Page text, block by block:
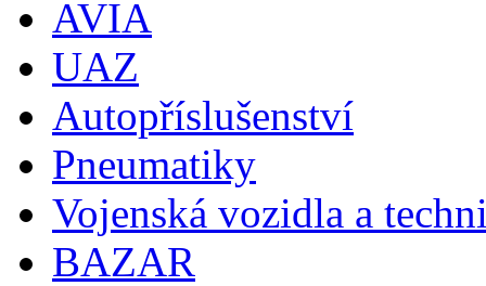
AVIA
UAZ
Autopříslušenství
Pneumatiky
Vojenská vozidla a
BAZAR